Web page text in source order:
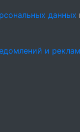
данных
и